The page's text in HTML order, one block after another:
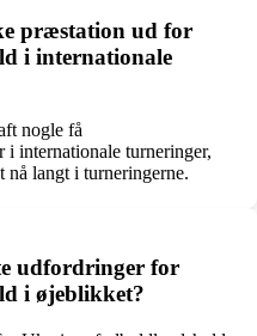
præstation ud for
i internationale
nogle få
internationale turneringer,
nå langt i turneringerne.
udfordringer for
i øjeblikket?